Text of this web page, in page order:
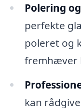
Polering
perfekte
poleret og
fremhæver
kan